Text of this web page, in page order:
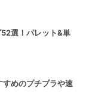
選！パレット&単
めのプチプラや速